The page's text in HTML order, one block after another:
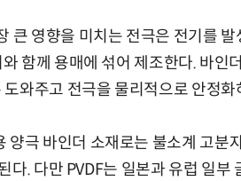
큰 영향을 미치는 전극은 전기를
함께 용매에 섞어 제조한다. 바인
도와주고 전극을 물리적으로 안정
양극 바인더 소재로는 불소계 고분
다. 다만 PVDF는 일본과 유럽 일